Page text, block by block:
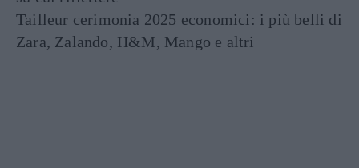
Tailleur cerimonia 2025 economici: i più belli di
Zara, Zalando, H&M, Mango e altri